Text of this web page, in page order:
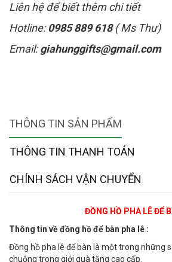
Liên hệ để biết thêm chi tiết
Hotline:0985 889 618( Ms Thư)
Email:giahunggifts@gmail.com
THÔNG TIN SẢN PHẨM
THÔNG TIN THANH TOÁN
CHÍNH SÁCH VẬN CHUYỂN
ĐỒNG HỒ PHA LÊ ĐỂ
Thông tin về đồng hồ để bàn pha lê :
Đồng hồ pha lê để bàn là một trong những
chuộng trong giới quà tặng cao cấp.